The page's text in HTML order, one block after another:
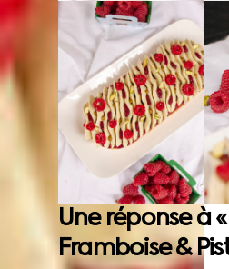
Une réponse à
Framboise &